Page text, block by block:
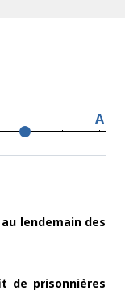
A
lendemain des
de prisonnières